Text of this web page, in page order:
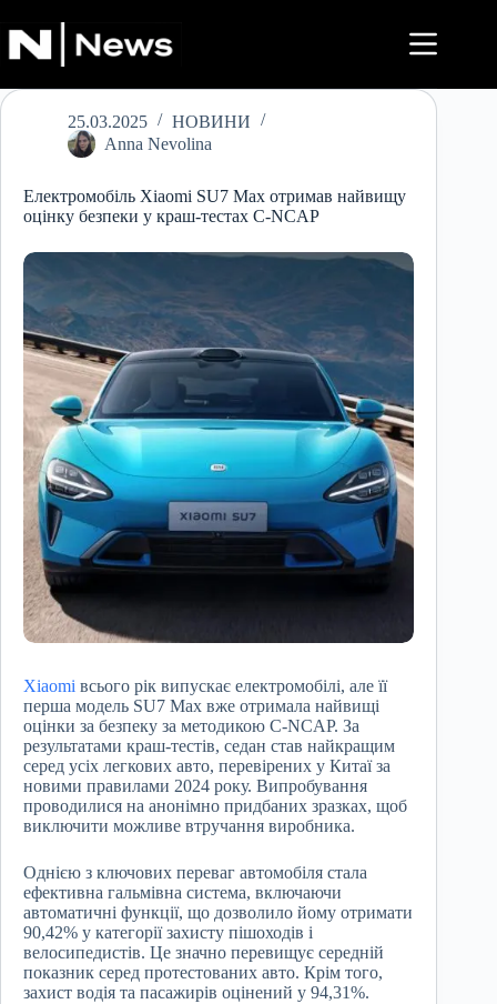
до
вмісту
25.03.2025
НОВИНИ
Anna Nevolina
Електромобіль Xiaomi SU7 Max отримав найвищу
оцінку безпеки у краш-тестах C-NCAP
Xiaomi всього рік випускає електромобілі, але її
перша модель SU7 Max вже отримала найвищі
оцінки за безпеку за методикою C-NCAP. За
результатами краш-тестів, седан став найкращим
серед усіх легкових авто, перевірених у Китаї за
новими правилами 2024 року. Випробування
проводилися на анонімно придбаних зразках, щоб
виключити можливе втручання виробника.
Однією з ключових переваг автомобіля стала
ефективна гальмівна система, включаючи
автоматичні функції, що дозволило йому отримати
90,42% у категорії захисту пішоходів і
велосипедистів. Це значно перевищує середній
показник серед протестованих авто. Крім того,
захист водія та пасажирів оцінений у 94,31%.